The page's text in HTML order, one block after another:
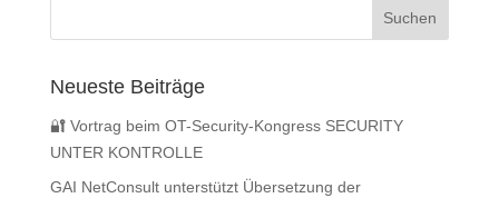
Neueste Beiträge
🔐 Vortrag beim OT-Security-Kongress SECURITY
UNTER KONTROLLE
GAI NetConsult unterstützt Übersetzung der